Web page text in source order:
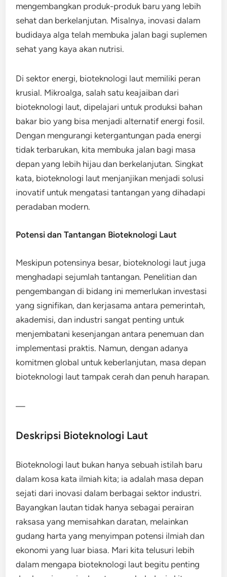
mengembangkan produk-produk baru yang lebih
sehat dan berkelanjutan. Misalnya, inovasi dalam
budidaya alga telah membuka jalan bagi suplemen
sehat yang kaya akan nutrisi.
Di sektor energi, bioteknologi laut memiliki peran
krusial. Mikroalga, salah satu keajaiban dari
bioteknologi laut, dipelajari untuk produksi bahan
bakar bio yang bisa menjadi alternatif energi fosil.
Dengan mengurangi ketergantungan pada energi
tidak terbarukan, kita membuka jalan bagi masa
depan yang lebih hijau dan berkelanjutan. Singkat
kata, bioteknologi laut menjanjikan menjadi solusi
inovatif untuk mengatasi tantangan yang dihadapi
peradaban modern.
Potensi dan Tantangan Bioteknologi Laut
Meskipun potensinya besar, bioteknologi laut juga
menghadapi sejumlah tantangan. Penelitian dan
pengembangan di bidang ini memerlukan investasi
yang signifikan, dan kerjasama antara pemerintah,
akademisi, dan industri sangat penting untuk
menjembatani kesenjangan antara penemuan dan
implementasi praktis. Namun, dengan adanya
komitmen global untuk keberlanjutan, masa depan
bioteknologi laut tampak cerah dan penuh harapan.
—
Deskripsi Bioteknologi Laut
Bioteknologi laut bukan hanya sebuah istilah baru
dalam kosa kata ilmiah kita; ia adalah masa depan
sejati dari inovasi dalam berbagai sektor industri.
Bayangkan lautan tidak hanya sebagai perairan
raksasa yang memisahkan daratan, melainkan
gudang harta yang menyimpan potensi ilmiah dan
ekonomi yang luar biasa. Mari kita telusuri lebih
dalam mengapa bioteknologi laut begitu penting